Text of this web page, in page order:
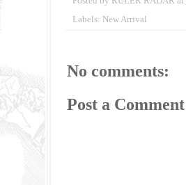
Labels: New Arrival
No comments:
Post a Comment